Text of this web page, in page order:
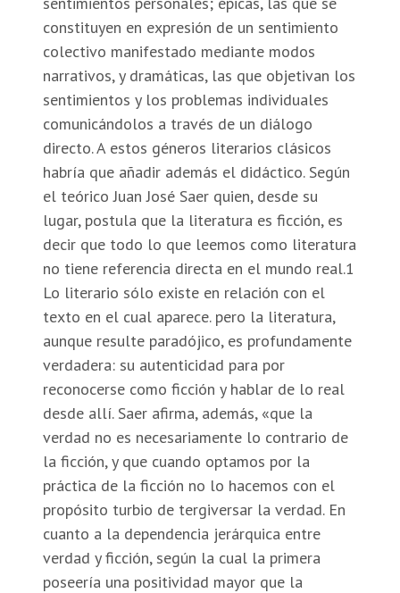
constituyen en expresión de un sentimiento
colectivo manifestado mediante modos
narrativos, y dramáticas, las que objetivan los
sentimientos y los problemas individuales
comunicándolos a través de un diálogo
directo. A estos géneros literarios clásicos
habría que añadir además el didáctico. Según
el teórico Juan José Saer quien, desde su
lugar, postula que la literatura es ficción, es
decir que todo lo que leemos como literatura
no tiene referencia directa en el mundo real.1
Lo literario sólo existe en relación con el
texto en el cual aparece. pero la literatura,
aunque resulte paradójico, es profundamente
verdadera: su autenticidad para por
reconocerse como ficción y hablar de lo real
desde allí. Saer afirma, además, «que la
verdad no es necesariamente lo contrario de
la ficción, y que cuando optamos por la
práctica de la ficción no lo hacemos con el
propósito turbio de tergiversar la verdad. En
cuanto a la dependencia jerárquica entre
verdad y ficción, según la cual la primera
poseería una positividad mayor que la